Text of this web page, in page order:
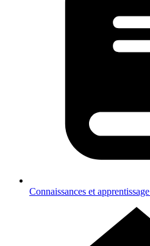
Connaissances et apprentissage